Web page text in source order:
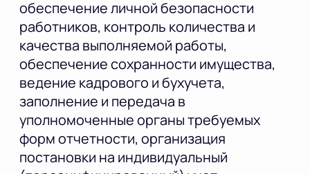
обеспечение личной безопасности
работников, контроль количества и
качества выполняемой работы,
обеспечение сохранности имущества,
ведение кадрового и бухучета,
заполнение и передача в
уполномоченные органы требуемых
форм отчетности, организация
постановки на индивидуальный